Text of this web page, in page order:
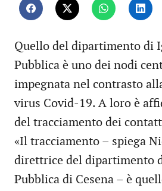
Quello del dipartimento di
Pubblica è uno dei nodi
impegnata nel contrasto
virus Covid-19. A loro è
del tracciamento dei
«Il tracciamento – spiega
direttrice del dipartimento
Pubblica di Cesena – è